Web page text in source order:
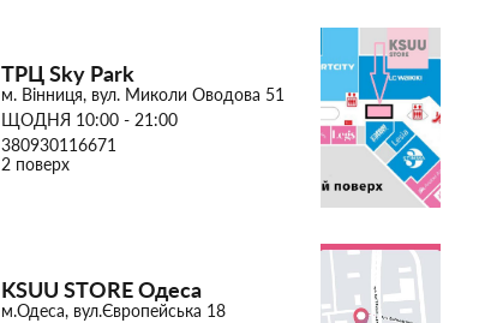
ТРЦ Sky Park
м. Вінниця, вул. Миколи Оводова 51
ЩОДНЯ 10:00 - 21:00
380930116671
2 поверх
KSUU STORE Одеса
м.Одеса, вул.Європейська 18